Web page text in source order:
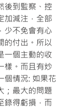
後到監察、控
加減注，全部
少不免會有心
的付出。所以
一個主動的收
樣。而且有炒
個情況: 如果花
；最大的問題
錄得虧損，而